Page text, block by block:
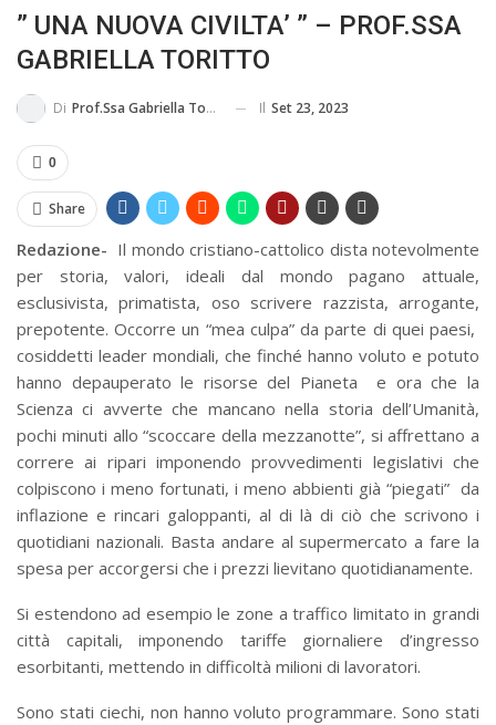
MA...
CIVILE E SOCIALE
” UNA NUOVA CIVILTA’ ” – PROF.SSA
GABRIELLA TORITTO
Di Prof.ssa Gabriella Toritto Il Set 23, 2023
0
Share
Redazione- Il mondo cristiano-cattolico dista notevolmente
per storia, valori, ideali dal mondo pagano attuale,
esclusivista, primatista, oso scrivere razzista, arrogante,
prepotente. Occorre un “mea culpa” da parte di quei paesi,
cosiddetti leader mondiali, che finché hanno voluto e potuto
hanno depauperato le risorse del Pianeta e ora che la
Scienza ci avverte che mancano nella storia dell’Umanità,
pochi minuti allo “scoccare della mezzanotte”, si affrettano a
correre ai ripari imponendo provvedimenti legislativi che
colpiscono i meno fortunati, i meno abbienti già “piegati” da
inflazione e rincari galoppanti, al di là di ciò che scrivono i
quotidiani nazionali. Basta andare al supermercato a fare la
spesa per accorgersi che i prezzi lievitano quotidianamente.
Si estendono ad esempio le zone a traffico limitato in grandi
città capitali, imponendo tariffe giornaliere d’ingresso
esorbitanti, mettendo in difficoltà milioni di lavoratori.
Sono stati ciechi, non hanno voluto programmare. Sono stati